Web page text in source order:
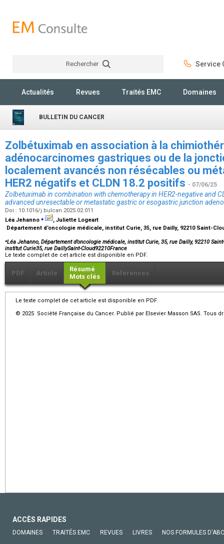
Rechercher Service
Actualités Revues Traités EMC Domaines
BULLETIN DU CANCER
Zolbétuximab en association à la
adénocarcinomes gastriques ou de la
localement avancés non résécables ou
HER2 négatifs et CLDN 18.2 positifs - 07/06/25
Zolbetuximab in combination with chemotherapy in HER2-negative and
advanced unresectable or metastatic gastric or esogastric junction
Doi : 10.1016/j.bulcan.2025.02.011
Léa Jehanno ⁎
, Juliette Logeart
Département d’oncologie médicale, institut Curie, 35, rue Dailly, 92210 Saint-
⁎Léa Jehanno, Département d’oncologie médicale, institut Curie, 35, rue Dailly, 92210
institut Curie35, rue DaillySaint-Cloud92210France
Le texte complet de cet article est disponible en PDF.
PDF Article
Résumé
Mots clés
Références
Le texte complet de cet article est disponible en PDF.
© 2025 Société Française du Cancer. Publié par Elsevier Masson SAS. Tous
ACCÈS RAPIDES
DOMAINES TRAITÉS EMC REVUES LIVRES NOS FORMULES